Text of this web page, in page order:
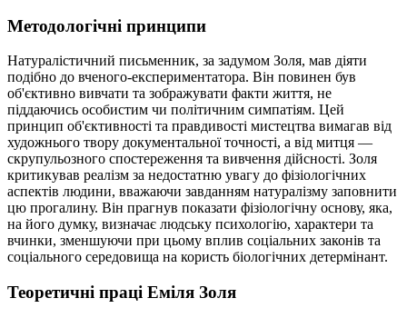
Методологічні принципи
Натуралістичний письменник, за задумом Золя, мав діяти
подібно до вченого-експериментатора. Він повинен був
об'єктивно вивчати та зображувати факти життя, не
піддаючись особистим чи політичним симпатіям. Цей
принцип об'єктивності та правдивості мистецтва вимагав від
художнього твору документальної точності, а від митця —
скрупульозного спостереження та вивчення дійсності. Золя
критикував реалізм за недостатню увагу до фізіологічних
аспектів людини, вважаючи завданням натуралізму заповнити
цю прогалину. Він прагнув показати фізіологічну основу, яка,
на його думку, визначає людську психологію, характери та
вчинки, зменшуючи при цьому вплив соціальних законів та
соціального середовища на користь біологічних детермінант.
Теоретичні праці Еміля Золя